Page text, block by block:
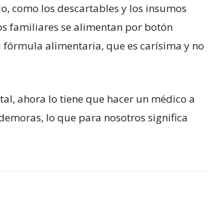
como los descartables y los insumos
familiares se alimentan por botón
alimentaria, que es carísima y no
ahora lo tiene que hacer un médico a
lo que para nosotros significa